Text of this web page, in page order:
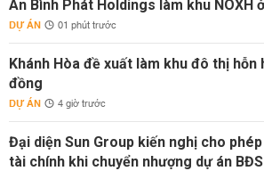
An Bình Phát Holdings làm khu NOXH
DỰ ÁN 01 phút trước
Khánh Hòa đề xuất làm khu đô thị hỗn
đồng
DỰ ÁN 4 giờ trước
Đại diện Sun Group kiến nghị cho
tài chính khi chuyển nhượng dự án BĐS